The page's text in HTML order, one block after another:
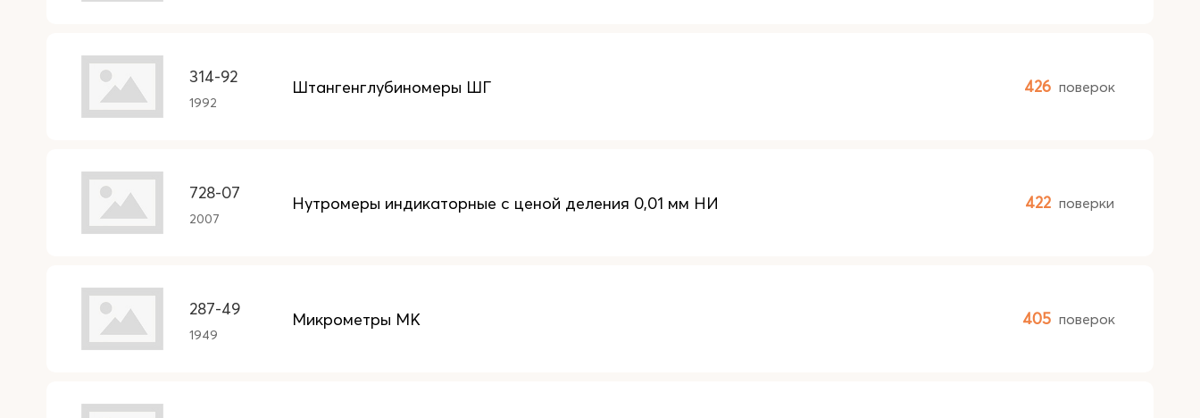
314-92
1992
Штангенглубиномеры ШГ 426 поверок
728-07
2007
Нутромеры индикаторные с ценой деления 0,01 мм НИ 422 поверки
287-49
1949
Микрометры МК 405 поверок